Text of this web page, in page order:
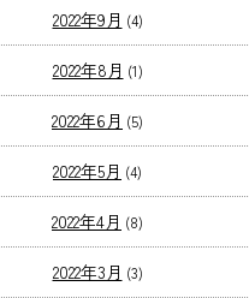
2022年9月 (4)
2022年8月 (1)
2022年6月 (5)
2022年5月 (4)
2022年4月 (8)
2022年3月 (3)